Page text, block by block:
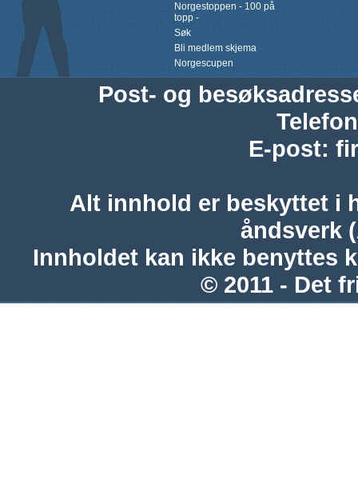
Norgestoppen - 100 på
topp -
Søk
Bli medlem skjema
Norgescupen
Post- og
Telefon
E-post:
Alt innhold er beskyttet i
åndsverk
Innholdet kan ikke benyttes
© 2011 - Det